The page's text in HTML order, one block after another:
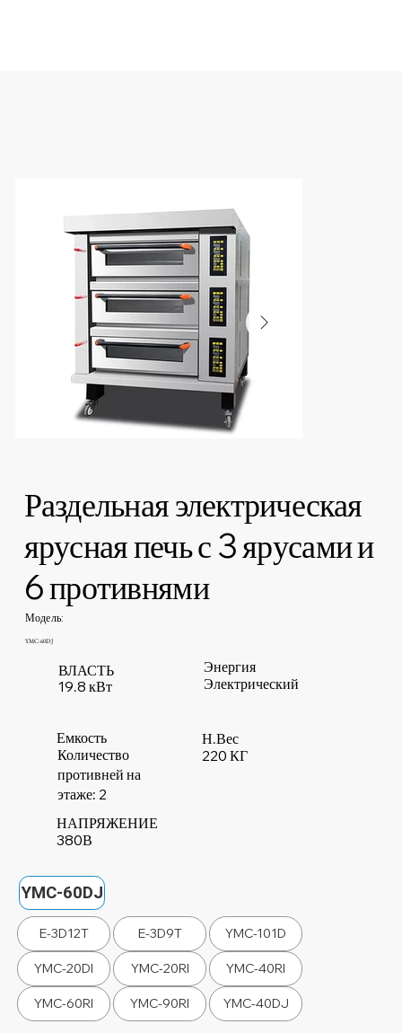
Раздельная электрическая
ярусная печь с 3 ярусами и
6 противнями
Модель:
YMC-60DJ
ВЛАСТЬ
19.8 кВт
380В
НАПРЯЖЕНИЕ
220 КГ
Н.Вес
Количество
противней на
этаже: 2
Емкость
Электрический
Энергия
YMC-60DJ
E-3D12T E-3D9T YMC-101D
YMC-20DI YMC-20RI YMC-40RI
YMC-60RI YMC-90RI YMC-40DJ